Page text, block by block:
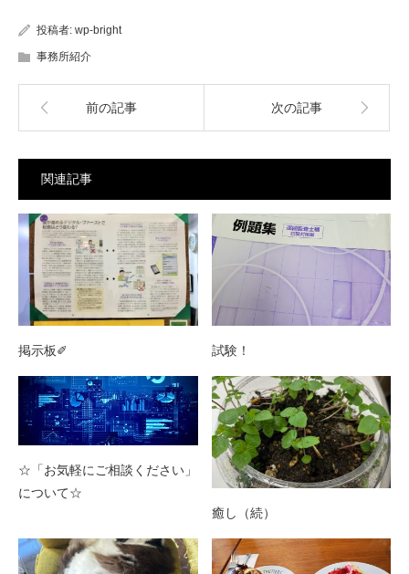
投稿者: wp-bright
事務所紹介
前の記事 次の記事
関連記事
掲示板✐ 試験！
☆「お気軽にご相談ください」
について☆
癒し（続）